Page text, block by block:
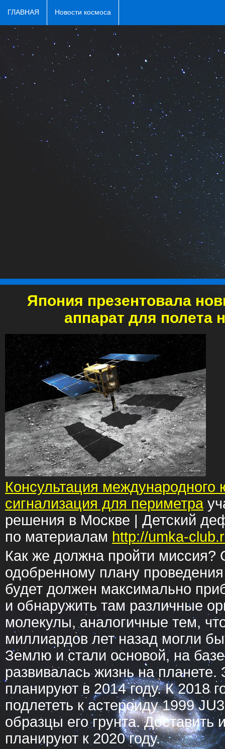
ГЛАВНАЯ Новости космоса
Япония презентовала
аппарат для полета
Консультация международного
сигнализация для периметра
решения в Москве | Детский
по материалам http://umka-
Как же должна пройти миссия?
одобренному плану
будет должен максимально
и обнаружить там различные
молекулы, аналогичные тем,
миллиардов лет назад могли
Землю и стали основой, на
развивалась жизнь на планете.
планируют в 2014 году. К 2018
подлететь к астероиду 1999
образцы его грунта.
планируют к 2020 году.